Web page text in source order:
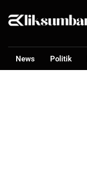
News Politik